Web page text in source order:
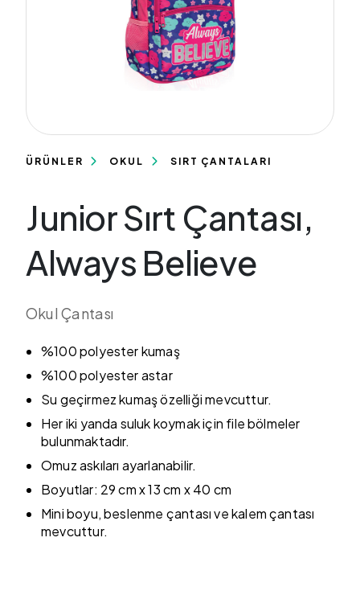
ÜRÜNLER OKUL SIRT ÇANTALARI
Junior Sırt Çantası,
Always Believe
Okul Çantası
%100 polyester kumaş
%100 polyester astar
Su geçirmez kumaş özelliği mevcuttur.
Her iki yanda suluk koymak için file bölmeler
bulunmaktadır.
Omuz askıları ayarlanabilir.
Boyutlar: 29 cm x 13 cm x 40 cm
Mini boyu, beslenme çantası ve kalem çantası
mevcuttur.